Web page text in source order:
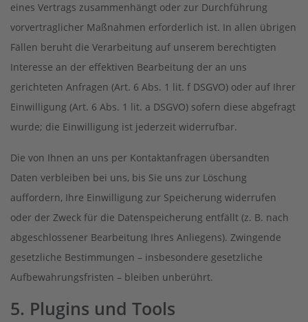
eines Vertrags zusammenhängt oder zur Durchführung
vorvertraglicher Maßnahmen erforderlich ist. In allen übrigen
Fällen beruht die Verarbeitung auf unserem berechtigten
Interesse an der effektiven Bearbeitung der an uns
gerichteten Anfragen (Art. 6 Abs. 1 lit. f DSGVO) oder auf Ihrer
Einwilligung (Art. 6 Abs. 1 lit. a DSGVO) sofern diese abgefragt
wurde; die Einwilligung ist jederzeit widerrufbar.
Die von Ihnen an uns per Kontaktanfragen übersandten
Daten verbleiben bei uns, bis Sie uns zur Löschung
auffordern, Ihre Einwilligung zur Speicherung widerrufen
oder der Zweck für die Datenspeicherung entfällt (z. B. nach
abgeschlossener Bearbeitung Ihres Anliegens). Zwingende
gesetzliche Bestimmungen – insbesondere gesetzliche
Aufbewahrungsfristen – bleiben unberührt.
5. Plugins und Tools